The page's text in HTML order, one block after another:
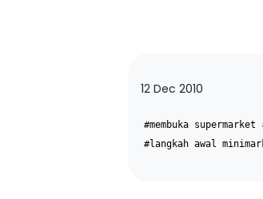
12 Dec 2010
#membuka supermarket
#langkah awal